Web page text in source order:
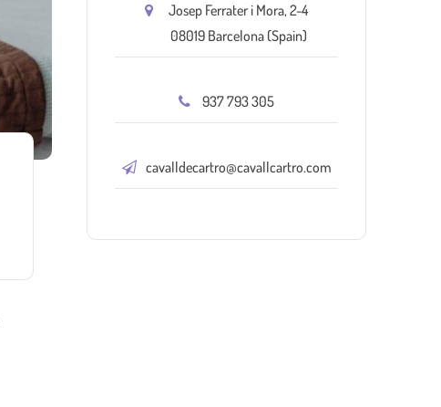
Josep Ferrater i Mora, 2-4
08019 Barcelona (Spain)
937 793 305
cavalldecartro@cavallcartro.com